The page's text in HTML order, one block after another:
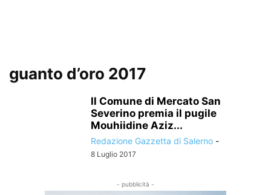
guanto d’oro 2017
Il Comune di Mercato San
Severino premia il pugile
Mouhiidine Aziz...
Redazione Gazzetta di Salerno -
8 Luglio 2017
- pubblicità -